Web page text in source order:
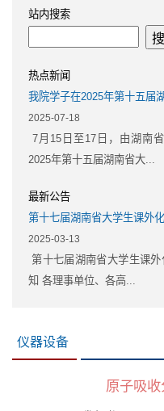
站内搜索
热点新闻
2025-07-18
7月15日至17日，由湖南
2025年第十五届湖南省大...
最新公告
第十七届湖南省大学生课外
2025-03-13
第十七届湖南省大学生课
知 各理事单位、各高...
仪器设备
原子吸